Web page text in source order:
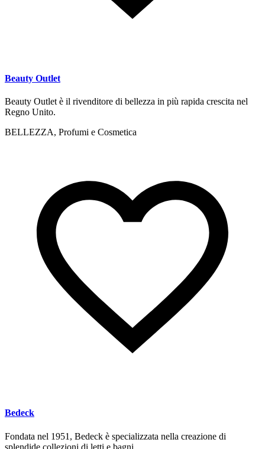
Beauty Outlet
Beauty Outlet è il rivenditore di bellezza in più rapida crescita nel
Regno Unito.
BELLEZZA, Profumi e Cosmetica
Bedeck
Fondata nel 1951, Bedeck è specializzata nella creazione di
splendide collezioni di letti e bagni.